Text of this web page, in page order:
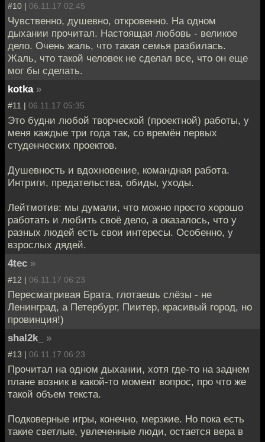
#10 | 06.11.17 02:45
Чувственно, душевно, откровенно. На одном
дыхании прочитал. Настоящая любовь - великое
дело. Очень жаль, что такая семья разбилась.
Жаль, что такой человек не сделал все, что он еще
мог бы сделать.
kotka »
#11 | 06.11.17 05:35
Это будни любой творческой (проектной) работы, у
меня каждые три года так, со времён первых
студенческих проектов.
Душевность и вдохновение, командная работа.
Интриги, предательства, обиды, уходы.
Лейтмотив: мы думали, что можно просто хорошо
работать и любить своё дело, а оказалось, что у
разных людей есть свои интересы. Особенно, у
взрослых дядей.
4tec »
#12 | 06.11.17 06:23
Пересматривая Брата, глотаешь слёзы - не
Ленинград, а Петербург, Пиитер, красивый город, но
провинция!)
shal2k_
»
#13 | 06.11.17 06:23
Прочитал на одном дыхании, хотя где-то на заднем
плане возник в какой-то момент вопрос, про что же
такой объем текста.
Подковерные игры, конечно, мерзкие. Но пока есть
такие светлые, увлеченные люди, остается вера в